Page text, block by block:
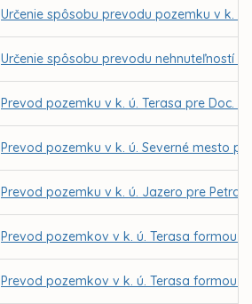
Určenie spôsobu prevodu pozemku v k.
Určenie spôsobu prevodu nehnuteľností -
Prevod pozemku v k. ú. Terasa pre Doc.
Prevod pozemku v k. ú. Severné mesto
Prevod pozemku v k. ú. Jazero pre
Prevod pozemkov v k. ú. Terasa formou
Prevod pozemkov v k. ú. Terasa formou